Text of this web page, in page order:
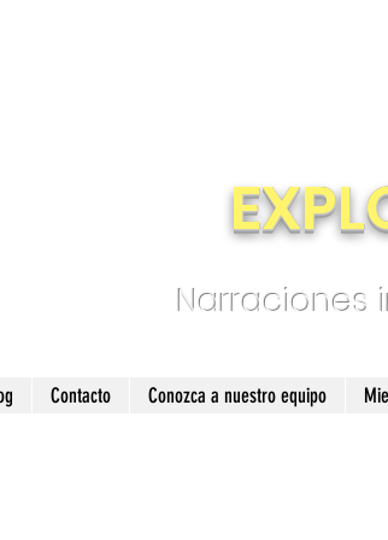
Narraciones
Contacto Conozca a nuestro equipo